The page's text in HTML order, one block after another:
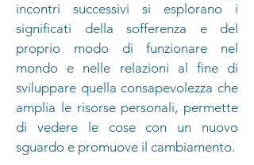
incontri successivi si esplorano i
significati della sofferenza e del
proprio modo di funzionare nel
mondo e nelle relazioni al fine di
sviluppare quella consapevolezza che
amplia le risorse personali, permette
di vedere le cose con un nuovo
sguardo e promuove il cambiamento.